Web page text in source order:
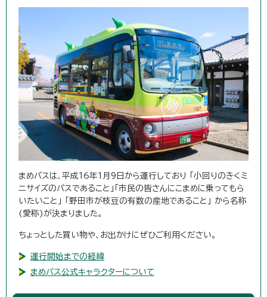
まめバスは、平成16年1月9日から運行しており 「小回りのきくミ
ニサイズのバスであること」「市民の皆さんにこまめに乗ってもら
いたいこと」 「野田市が枝豆の有数の産地であること」 から名称
(愛称)が決まりました。
ちょっとした買い物や、お出かけにぜひご利用ください。
運行開始までの経緯
まめバス公式キャラクターについて